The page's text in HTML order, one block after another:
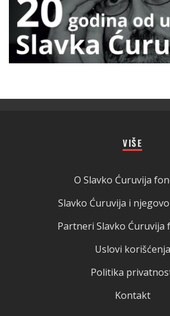
VIŠE
O Slavko Ćuruvija
Slavko Ćuruvija i
Partneri Slavko Ćuruvija
Uslovi korišćenja
Politika
Kontakt